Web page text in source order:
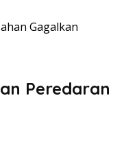
Gagalkan
Peredaran